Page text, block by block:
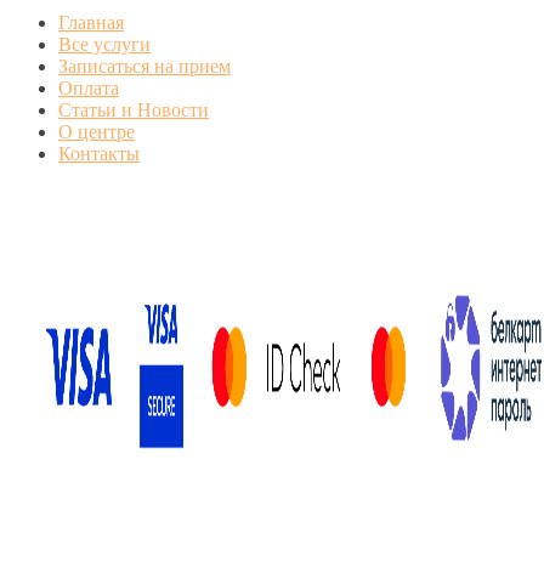
Главная
Все услуги
Записаться на прием
Оплата
Статьи и Новости
О центре
Контакты